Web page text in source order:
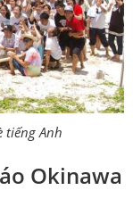
tiếng Anh
Okinawa